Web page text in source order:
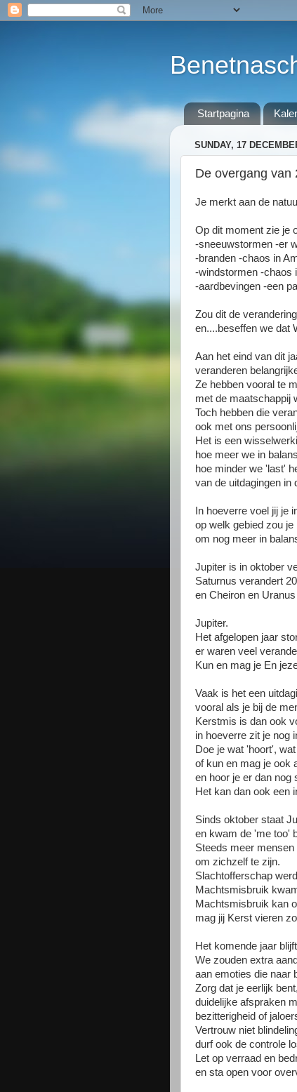
Startpagina
SUNDAY, 17
De overgang van
Je merkt aan de
Op dit moment zie je
-sneeuwstormen -er
-branden -chaos in
-windstormen -chaos
-aardbevingen -een
Zou dit de
en....beseffen we dat
Aan het eind van dit
veranderen
Ze hebben vooral te
met de maatschappij
Toch hebben die
ook met ons
Het is een
hoe meer we in
hoe minder we 'last'
van de uitdagingen in
In hoeverre voel jij je
op welk gebied zou
om nog meer in
Jupiter is in oktober
Saturnus verandert
en Cheiron en
Jupiter.
Het afgelopen jaar
er waren veel
Kun en mag je En
Vaak is het een
vooral als je bij de
Kerstmis is dan ook
in hoeverre zit je nog
Doe je wat 'hoort',
of kun en mag je ook
en hoor je er dan nog
Het kan dan ook een
Sinds oktober staat
en kwam de 'me too'
Steeds meer
om zichzelf te zijn.
Slachtofferschap
Machtsmisbruik
Machtsmisbruik kan
mag jij Kerst vieren
Het komende jaar
We zouden extra
aan emoties die naar
Zorg dat je eerlijk bent,
duidelijke afspraken
bezitterigheid of
Vertrouw niet
durf ook de controle
Let op verraad en
en sta open voor